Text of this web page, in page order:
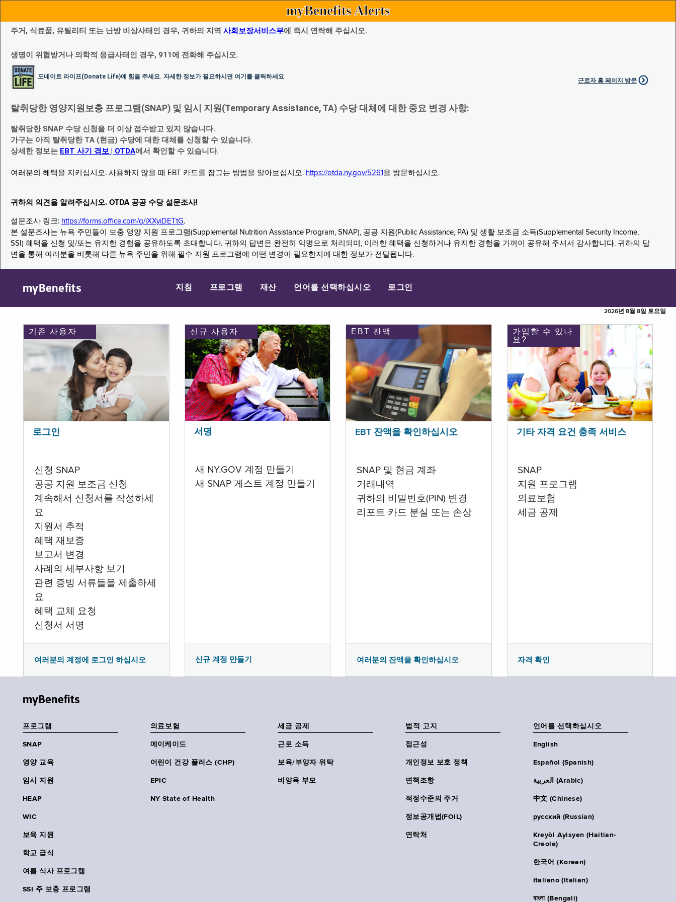
myBenefits Alerts
주거, 식료품, 유틸리티 또는 난방 비상사태인 경우, 귀하의 지역 사회보장서비스부에 즉시 연락해 주십시오.
생명이 위협받거나 의학적 응급사태인 경우, 911에 전화해 주십시오.
도네이트 라이프(Donate Life)에 힘을 주세요. 자세한 정보가 필요하시면 여기를 클릭하세요
근로자 홈 페이지 방문
탈취당한 영양지원보충 프로그램(SNAP) 및 임시 지원(Temporary Assistance, TA) 수당 대체에 대한 중요 변경 사항:
탈취당한 SNAP 수당 신청을 더 이상 접수받고 있지 않습니다.
가구는 아직 탈취당한 TA (현금) 수당에 대한 대체를 신청할 수 있습니다.
상세한 정보는 EBT 사기 경보 | OTDA에서 확인할 수 있습니다.
여러분의 혜택을 지키십시오. 사용하지 않을 때 EBT 카드를 잠그는 방법을 알아보십시오. https://otda.ny.gov/5261 을 방문하십시오.
귀하의 의견을 알려주십시오. OTDA 공공 수당 설문조사!
설문조사 링크: https://forms.office.com/g/iXXyiDETtG.
본 설문조사는 뉴욕 주민들이 보충 영양 지원 프로그램(Supplemental Nutrition Assistance Program, SNAP), 공공 지원(Public Assistance, PA) 및 생활 보조금 소득(Supplemental Security Income,
SSI) 혜택을 신청 및/또는 유지한 경험을 공유하도록 초대합니다. 귀하의 답변은 완전히 익명으로 처리되며, 이러한 혜택을 신청하거나 유지한 경험을 기꺼이 공유해 주셔서 감사합니다. 귀하의 답
변을 통해 여러분을 비롯해 다른 뉴욕 주민을 위해 필수 지원 프로그램에 어떤 변경이 필요한지에 대한 정보가 전달됩니다.
myBenefits 지침 프로그램 재산 언어를 선택하십시오 로그인
2026년 8월 8일 토요일
기존 사용자
로그인
신청 SNAP
공공 지원 보조금 신청
계속해서 신청서를 작성하세
요
지원서 추적
혜택 재보증
보고서 변경
사례의 세부사항 보기
관련 증빙 서류들을 제출하세
요
혜택 교체 요청
신청서 서명
여러분의 계정에 로그인 하십시오
신규 사용자
서명
새 NY.GOV 계정 만들기
새 SNAP 게스트 계정 만들기
신규 계정 만들기
EBT 잔액
EBT 잔액을 확인하십시오
SNAP 및 현금 계좌
거래내역
귀하의 비밀번호(PIN) 변경
리포트 카드 분실 또는 손상
여러분의 잔액을 확인하십시오
가입할 수 있나
요?
기타 자격 요건 충족 서비스
SNAP
지원 프로그램
의료보험
세금 공제
자격 확인
myBenefits
프로그램
SNAP
영양 교육
임시 지원
HEAP
WIC
보육 지원
학교 급식
여름 식사 프로그램
SSI 주 보충 프로그램
의료보험
메이케이드
어린이 건강 플러스 (CHP)
EPIC
NY State of Health
세금 공제
근로 소득
보육/부양자 위탁
비양육 부모
법적 고지
접근성
개인정보 보호 정책
면책조항
적정수준의 주거
정보공개법(FOIL)
연락처
언어를 선택하십시오
English
Español (Spanish)
العربية (Arabic)
中文 (Chinese)
русский (Russian)
Kreyòl Ayisyen (Haitian-
Creole)
한국어 (Korean)
Italiano (Italian)
বাংলা (Bengali)